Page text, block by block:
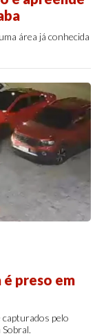
área já conhecida
preso em
pelo